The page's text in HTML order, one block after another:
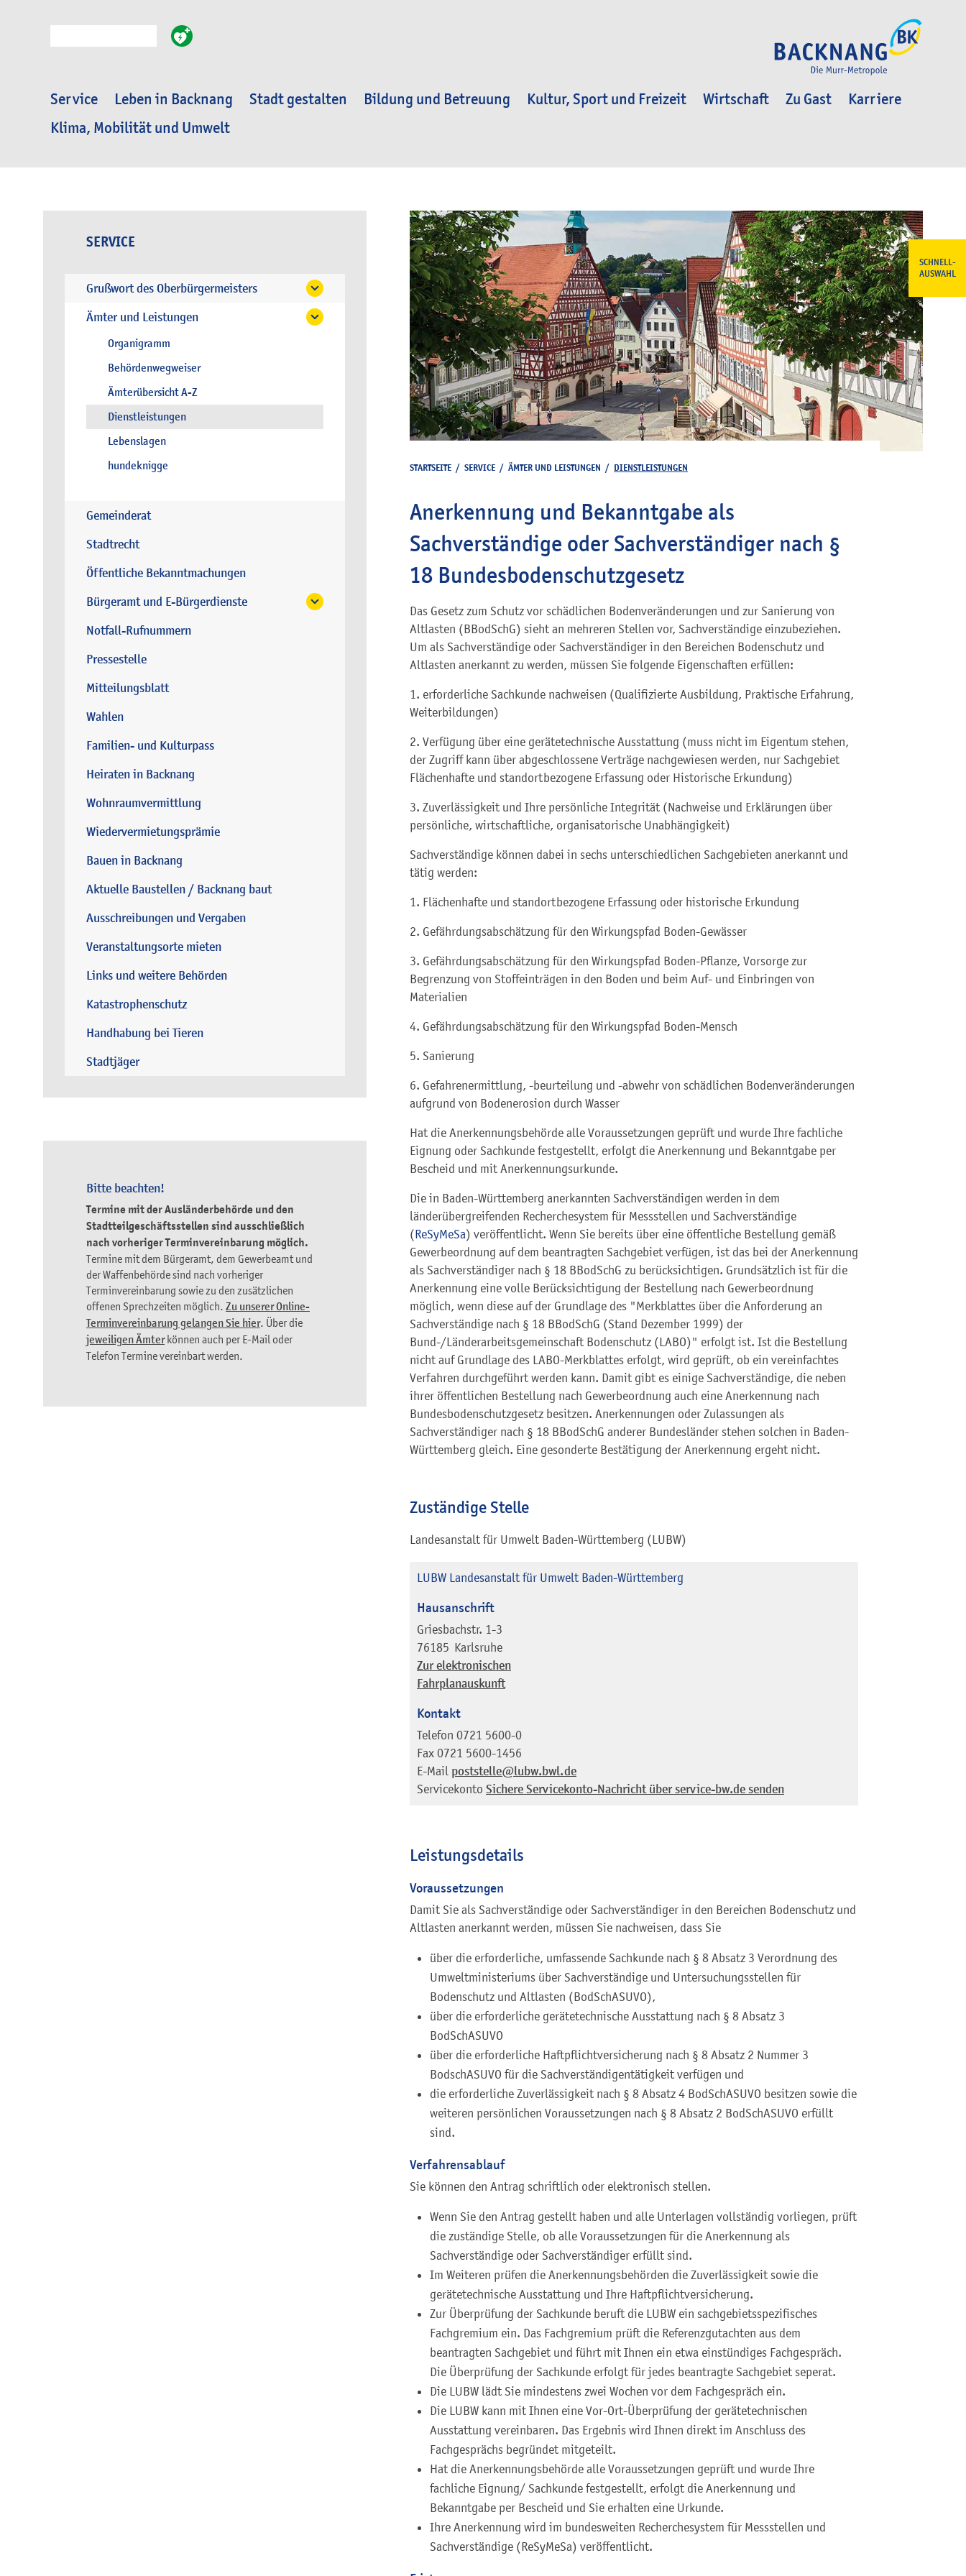
Service Leben in Backnang Stadt gestalten Bildung und Betreuung Kultur, Sport und Freizeit Wirtschaft Zu Gast
Karriere
Klima, Mobilität und Umwelt
SCHNELL-
AUSWAHL
SERVICE
Grußwort des Oberbürgermeisters
Ämter und Leistungen
Organigramm
Behördenwegweiser
Ämterübersicht A-Z
Dienstleistungen
Lebenslagen
hundeknigge
Gemeinderat
Stadtrecht
Öffentliche Bekanntmachungen
Bürgeramt und E-Bürgerdienste
Notfall-Rufnummern
Pressestelle
Mitteilungsblatt
Wahlen
Familien- und Kulturpass
Heiraten in Backnang
Wohnraumvermittlung
Wiedervermietungsprämie
Bauen in Backnang
Aktuelle Baustellen / Backnang baut
Ausschreibungen und Vergaben
Veranstaltungsorte mieten
Links und weitere Behörden
Katastrophenschutz
Handhabung bei Tieren
Stadtjäger
Bitte beachten!
Termine mit der Ausländerbehörde und den
Stadtteilgeschäftsstellen sind ausschließlich
nach vorheriger Terminvereinbarung möglich.
Termine mit dem Bürgeramt, dem Gewerbeamt und
der Waffenbehörde sind nach vorheriger
Terminvereinbarung sowie zu den zusätzlichen
offenen Sprechzeiten möglich. Zu unserer Online-
Terminvereinbarung gelangen Sie hier. Über die
jeweiligen Ämterkönnen auch per E-Mail oder
Telefon Termine vereinbart werden.
STARTSEITE / SERVICE / ÄMTER UND LEISTUNGEN / DIENSTLEISTUNGEN
Anerkennung und Bekanntgabe als
Sachverständige oder Sachverständiger nach §
18 Bundesbodenschutzgesetz
Das Gesetz zum Schutz vor schädlichen Bodenveränderungen und zur Sanierung von
Altlasten (BBodSchG) sieht an mehreren Stellen vor, Sachverständige einzubeziehen.
Um als Sachverständige oder Sachverständiger in den Bereichen Bodenschutz und
Altlasten anerkannt zu werden, müssen Sie folgende Eigenschaften erfüllen:
1. erforderliche Sachkunde nachweisen (Qualifizierte Ausbildung, Praktische Erfahrung,
Weiterbildungen)
2. Verfügung über eine gerätetechnische Ausstattung (muss nicht im Eigentum stehen,
der Zugriff kann über abgeschlossene Verträge nachgewiesen werden, nur Sachgebiet
Flächenhafte und standortbezogene Erfassung oder Historische Erkundung)
3. Zuverlässigkeit und Ihre persönliche Integrität (Nachweise und Erklärungen über
persönliche, wirtschaftliche, organisatorische Unabhängigkeit)
Sachverständige können dabei in sechs unterschiedlichen Sachgebieten anerkannt und
tätig werden:
1. Flächenhafte und standortbezogene Erfassung oder historische Erkundung
2. Gefährdungsabschätzung für den Wirkungspfad Boden-Gewässer
3. Gefährdungsabschätzung für den Wirkungspfad Boden-Pflanze, Vorsorge zur
Begrenzung von Stoffeinträgen in den Boden und beim Auf- und Einbringen von
Materialien
4. Gefährdungsabschätzung für den Wirkungspfad Boden-Mensch
5. Sanierung
6. Gefahrenermittlung, -beurteilung und -abwehr von schädlichen Bodenveränderungen
aufgrund von Bodenerosion durch Wasser
Hat die Anerkennungsbehörde alle Voraussetzungen geprüft und wurde Ihre fachliche
Eignung oder Sachkunde festgestellt, erfolgt die Anerkennung und Bekanntgabe per
Bescheid und mit Anerkennungsurkunde.
Die in Baden-Württemberg anerkannten Sachverständigen werden in dem
länderübergreifenden Recherchesystem für Messstellen und Sachverständige
(ReSyMeSa) veröffentlicht. Wenn Sie bereits über eine öffentliche Bestellung gemäß
Gewerbeordnung auf dem beantragten Sachgebiet verfügen, ist das bei der Anerkennung
als Sachverständiger nach § 18 BBodSchG zu berücksichtigen. Grundsätzlich ist für die
Anerkennung eine volle Berücksichtigung der Bestellung nach Gewerbeordnung
möglich, wenn diese auf der Grundlage des "Merkblattes über die Anforderung an
Sachverständige nach § 18 BBodSchG (Stand Dezember 1999) der
Bund-/Länderarbeitsgemeinschaft Bodenschutz (LABO)" erfolgt ist. Ist die Bestellung
nicht auf Grundlage des LABO-Merkblattes erfolgt, wird geprüft, ob ein vereinfachtes
Verfahren durchgeführt werden kann. Damit gibt es einige Sachverständige, die neben
ihrer öffentlichen Bestellung nach Gewerbeordnung auch eine Anerkennung nach
Bundesbodenschutzgesetz besitzen. Anerkennungen oder Zulassungen als
Sachverständiger nach § 18 BBodSchG anderer Bundesländer stehen solchen in Baden-
Württemberg gleich. Eine gesonderte Bestätigung der Anerkennung ergeht nicht.
Zuständige Stelle
Landesanstalt für Umwelt Baden-Württemberg (LUBW)
LUBW Landesanstalt für Umwelt Baden-Württemberg
Hausanschrift
Griesbachstr. 1-3
76185 Karlsruhe
Zur elektronischen
Fahrplanauskunft
Kontakt
Telefon 0721 5600-0
Fax 0721 5600-1456
E-Mail poststelle@lubw.bwl.de
Servicekonto Sichere Servicekonto-Nachricht über service-bw.de senden
Leistungsdetails
Voraussetzungen
Damit Sie als Sachverständige oder Sachverständiger in den Bereichen Bodenschutz und
Altlasten anerkannt werden, müssen Sie nachweisen, dass Sie
über die erforderliche, umfassende Sachkunde nach § 8 Absatz 3 Verordnung des
Umweltministeriums über Sachverständige und Untersuchungsstellen für
Bodenschutz und Altlasten (BodSchASUVO),
über die erforderliche gerätetechnische Ausstattung nach § 8 Absatz 3
BodSchASUVO
über die erforderliche Haftpflichtversicherung nach § 8 Absatz 2 Nummer 3
BodschASUVO für die Sachverständigentätigkeit verfügen und
die erforderliche Zuverlässigkeit nach § 8 Absatz 4 BodSchASUVO besitzen sowie die
weiteren persönlichen Voraussetzungen nach § 8 Absatz 2 BodSchASUVO erfüllt
sind.
Verfahrensablauf
Sie können den Antrag schriftlich oder elektronisch stellen.
Wenn Sie den Antrag gestellt haben und alle Unterlagen vollständig vorliegen, prüft
die zuständige Stelle, ob alle Voraussetzungen für die Anerkennung als
Sachverständige oder Sachverständiger erfüllt sind.
Im Weiteren prüfen die Anerkennungsbehörden die Zuverlässigkeit sowie die
gerätetechnische Ausstattung und Ihre Haftpflichtversicherung.
Zur Überprüfung der Sachkunde beruft die LUBW ein sachgebietsspezifisches
Fachgremium ein. Das Fachgremium prüft die Referenzgutachten aus dem
beantragten Sachgebiet und führt mit Ihnen ein etwa einstündiges Fachgespräch.
Die Überprüfung der Sachkunde erfolgt für jedes beantragte Sachgebiet seperat.
Die LUBW lädt Sie mindestens zwei Wochen vor dem Fachgespräch ein.
Die LUBW kann mit Ihnen eine Vor-Ort-Überprüfung der gerätetechnischen
Ausstattung vereinbaren. Das Ergebnis wird Ihnen direkt im Anschluss des
Fachgesprächs begründet mitgeteilt.
Hat die Anerkennungsbehörde alle Voraussetzungen geprüft und wurde Ihre
fachliche Eignung/ Sachkunde festgestellt, erfolgt die Anerkennung und
Bekanntgabe per Bescheid und Sie erhalten eine Urkunde.
Ihre Anerkennung wird im bundesweiten Recherchesystem für Messstellen und
Sachverständige (ReSyMeSa) veröffentlicht.